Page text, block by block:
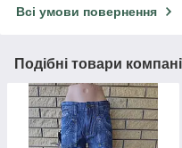
Всі умови повернення
Подібні товари